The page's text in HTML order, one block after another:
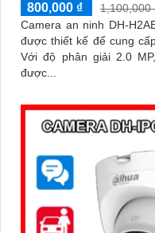
800,000 ₫
1,100,000
Camera an ninh DH-
được thiết kế để cung
Với độ phân giải 2.0
được...